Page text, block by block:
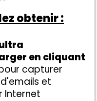
obtenir :
en cliquant
capturer
et
Internet